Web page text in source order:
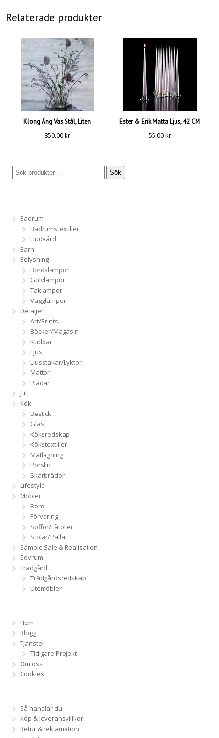
Relaterade produkter
Klong Äng Vas Stål, Liten
850,00kr
Ester & Erik Matta Ljus, 42 CM
55,00kr
Sök
Badrum
Badrumstextilier
Hudvård
Barn
Belysning
Bordslampor
Golvlampor
Taklampor
Vägglampor
Detaljer
Art/Prints
Böcker/Magasin
Kuddar
Ljus
Ljusstakar/Lyktor
Mattor
Plädar
Jul
Kök
Bestick
Glas
Köksredskap
Kökstextilier
Matlagning
Porslin
Skärbrädor
Lifestyle
Möbler
Bord
Förvaring
Soffor/Fåtöljer
Stolar/Pallar
Sample Sale & Realisation
Sovrum
Trädgård
Trädgårdsredskap
Utemöbler
Hem
Blogg
Tjänster
Tidigare Projekt
Om oss
Cookies
Så handlar du
Köp & leveransvillkor
Retur & reklamation